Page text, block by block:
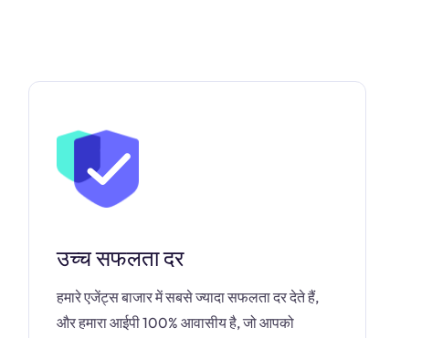
उच्च सफलता दर
हमारे एजेंट्स बाजार में सबसे ज्यादा सफलता दर देते हैं,
और हमारा आईपी 100% आवासीय है, जो आपको